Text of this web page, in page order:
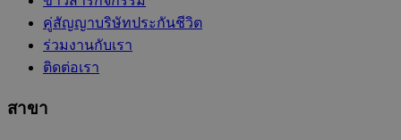
คู่สัญญาบริษัทประกันชีวิต
ร่วมงานกับเรา
ติดต่อเรา
สาขา